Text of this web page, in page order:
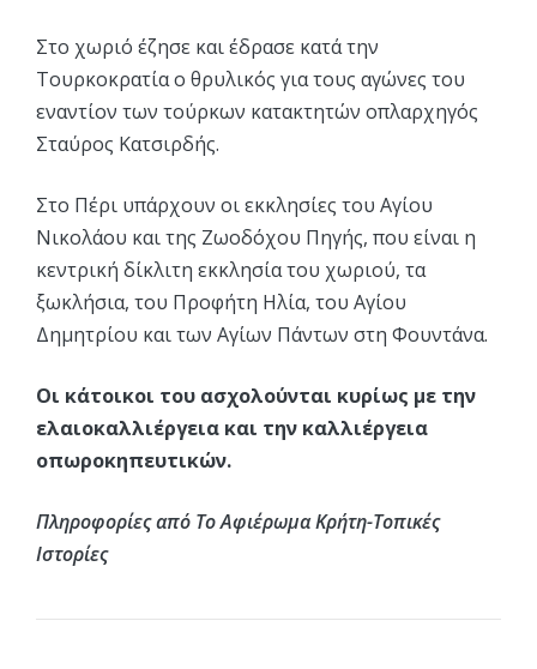
Στο χωριό έζησε και έδρασε κατά την
Τουρκοκρατία ο θρυλικός για τους αγώνες του
εναντίον των τούρκων κατακτητών οπλαρχηγός
Σταύρος Κατσιρδής.
Στο Πέρι υπάρχουν οι εκκλησίες του Αγίου
Νικολάου και της Ζωοδόχου Πηγής, που είναι η
κεντρική δίκλιτη εκκλησία του χωριού, τα
ξωκλήσια, του Προφήτη Ηλία, του Αγίου
Δημητρίου και των Αγίων Πάντων στη Φουντάνα.
Οι κάτοικοι του ασχολούνται κυρίως με την
ελαιοκαλλιέργεια και την καλλιέργεια
οπωροκηπευτικών.
Πληροφορίες από Το Αφιέρωμα Κρήτη-Τοπικές
Ιστορίες